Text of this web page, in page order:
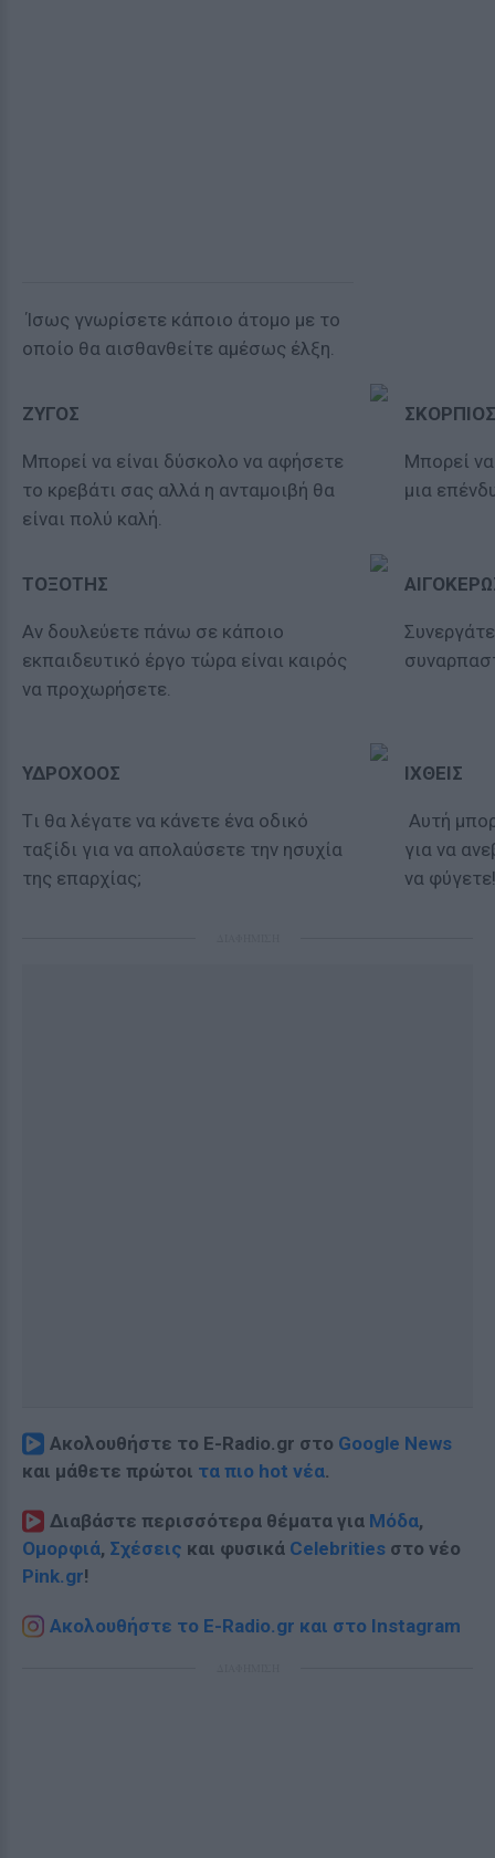
Ίσως γνωρίσετε κάποιο άτομο με το
οποίο θα αισθανθείτε αμέσως έλξη.
ΖΥΓΟΣ
Μπορεί να είναι δύσκολο να αφήσετε
το κρεβάτι σας αλλά η ανταμοιβή θα
είναι πολύ καλή.
ΣΚΟΡΠΙΟΣ
Μπορεί
μια
ΤΟΞΟΤΗΣ
Αν δουλεύετε πάνω σε κάποιο
εκπαιδευτικό έργο τώρα είναι καιρός
να προχωρήσετε.
ΥΔΡΟΧΟΟΣ
Tι θα λέγατε να κάνετε ένα οδικό
ταξίδι για να απολαύσετε την ησυχία
της επαρχίας;
ΙΧΘΕΙΣ
Αυτή
για να
να φύγετε!
Ακολουθήστε το E-Radio.gr στο Google News
και μάθετε πρώτοι τα πιο hot νέα.
Διαβάστε περισσότερα θέματα για Μόδα,
Ομορφιά, Σχέσεις και φυσικά Celebrities στο νέο
Pink.gr!
Ακολουθήστε το E-Radio.gr και στο Instagram